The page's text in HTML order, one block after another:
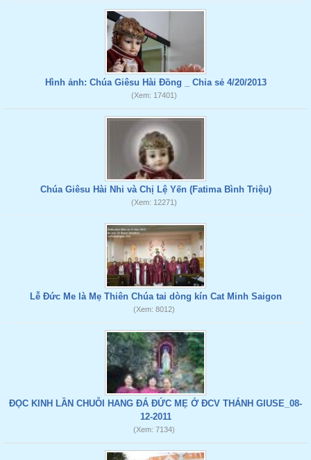
Hình ảnh: Chúa Giêsu Hài Đồng _ Chia sẻ 4/20/2013
(Xem: 17401)
Chúa Giêsu Hài Nhi và Chị Lệ Yến (Fatima Bình Triệu)
(Xem: 12271)
Lễ Đức Me là Mẹ Thiên Chúa tai dòng kín Cat Minh Saigon
(Xem: 8012)
ĐỌC KINH LẦN CHUỖI HANG ĐÁ ĐỨC MẸ Ở ĐCV THÁNH GIUSE_08-
12-2011
(Xem: 7134)